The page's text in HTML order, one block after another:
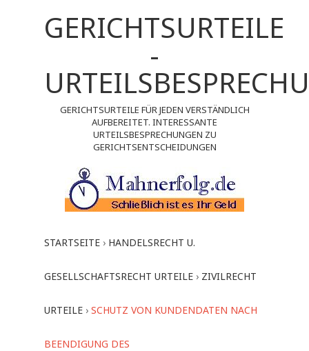
GERICHTSURTEILE
-
GERICHTSURTEILE FÜR JEDEN VERSTÄNDLICH
AUFBEREITET. INTERESSANTE
URTEILSBESPRECHUNGEN ZU
GERICHTSENTSCHEIDUNGEN
STARTSEITE › HANDELSRECHT U.
GESELLSCHAFTSRECHT URTEILE › ZIVILRECHT
URTEILE › SCHUTZ VON KUNDENDATEN NACH
BEENDIGUNG DES